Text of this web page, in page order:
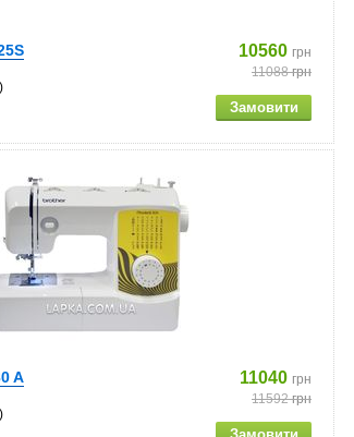
10560 грн
11088грн
A 11040 грн
11592грн